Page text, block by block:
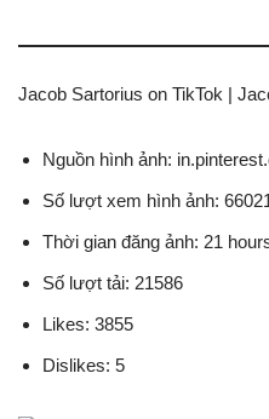
Jacob Sartorius on TikTok |
Nguồn hình ảnh:
Số lượt xem hình ảnh:
Thời gian đăng ảnh: 21
Số lượt tải: 21586
Likes: 3855
Dislikes: 5